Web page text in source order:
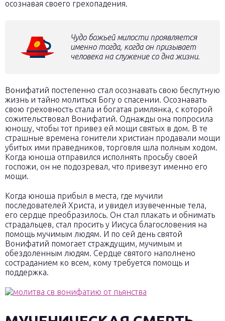
осознавая своего грехопадения.
Чудо божьей милости проявляется
именно тогда, когда он призывает
человека на служение со дна жизни.
Вонифатий постепенно стал осознавать свою беспутную
жизнь и тайно молиться Богу о спасении. Осознавать
свою греховность стала и богатая римлянка, с которой
сожительствовал Вонифатий. Однажды она попросила
юношу, чтобы тот привез ей мощи святых в дом. В те
страшные времена гонители христиан продавали мощи
убитых ими праведников, торговля шла полным ходом.
Когда юноша отправился исполнять просьбу своей
госпожи, он не подозревал, что привезут именно его
мощи.
Когда юноша прибыл в места, где мучили
последователей Христа, и увидел изувеченные тела,
его сердце преобразилось. Он стал плакать и обнимать
страдальцев, стал просить у Иисуса благословения на
помощь мучимым людям. И по сей день святой
Вонифатий помогает страждущим, мучимым и
обездоленным людям. Сердце святого наполнено
состраданием ко всем, кому требуется помощь и
поддержка.